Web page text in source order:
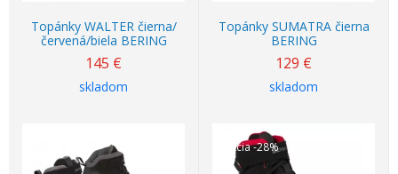
Topánky WALTER čierna/
červená/biela BERING
145 €
skladom
Topánky SUMATRA čierna
BERING
129 €
skladom
Akcia-28%